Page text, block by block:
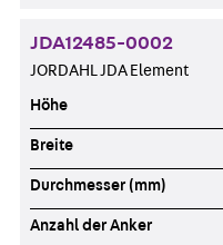
JDA12485-0002
JORDAHL JDA Element
Höhe
Breite
Durchmesser (mm)
Anzahl der Anker